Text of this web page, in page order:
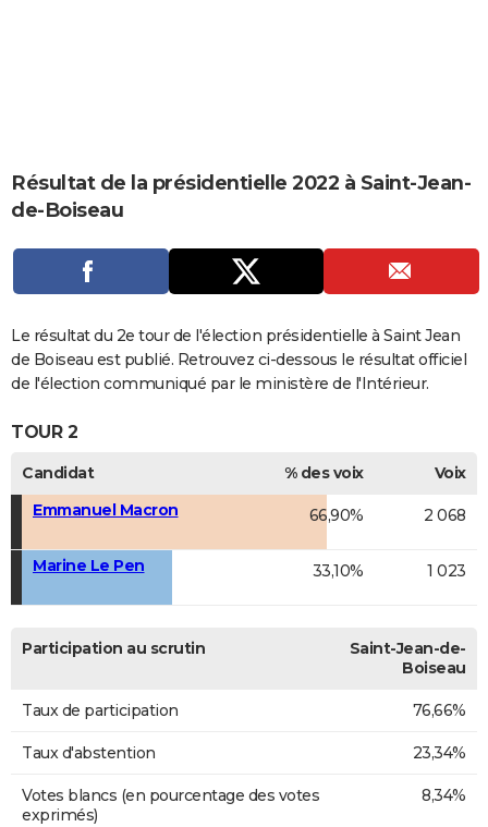
DICTIONNAIRE
PROGRAMME TV
COPAINS D'AVANT
S'inscrire
Se connecter
Lycées
Collèges
Primaires
Universités
Entreprises
Service militaire
Avis de recherche
AVIS DE DÉCÈS
FORUM
Résultat de la présidentielle 2022 à Saint-Jean-
de-Boiseau
Le résultat du 2e tour de l'élection présidentielle à Saint Jean
de Boiseau est publié. Retrouvez ci-dessous le résultat officiel
de l'élection communiqué par le ministère de l'Intérieur.
TOUR 2
Candidat % des voix
Voix
Emmanuel Macron
66,90% 2 068
Marine Le Pen 33,10% 1 023
Participation au scrutin
Saint-Jean-de-
Boiseau
Taux de participation 76,66%
Taux d'abstention 23,34%
Votes blancs (en pourcentage des votes
exprimés)
8,34%